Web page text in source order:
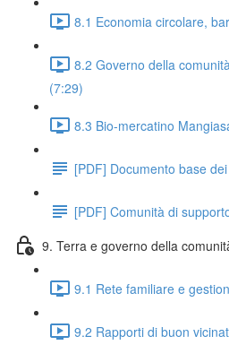
8.1 Economia circolare,
8.2 Governo della
(7:29)
8.3 Bio-mercatino
[PDF] Documento base
[PDF] Comunità di
9. Terra e governo della
9.1 Rete familiare e
9.2 Rapporti di buon